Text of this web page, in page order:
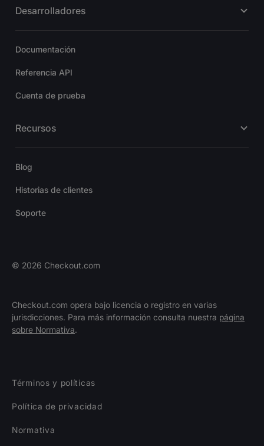
Desarrolladores
Documentación
Referencia API
Cuenta de prueba
Recursos
Blog
Historias de clientes
Soporte
© 2026 Checkout.com
Checkout.com opera bajo licencia o registro en varias
jurisdicciones. Para más información consulta nuestra página
sobre Normativa.
Términos y políticas
Política de privacidad
Normativa